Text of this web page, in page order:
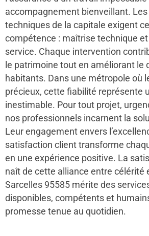
accompagnement bienveillant.
techniques de la capitale exigent
compétence : maîtrise technique
service. Chaque intervention
le patrimoine tout en améliorant le
habitants. Dans une métropole où
précieux, cette fiabilité représente
inestimable. Pour tout projet,
nos professionnels incarnent la
Leur engagement envers
satisfaction client transforme
en une expérience positive. La
naît de cette alliance entre célérité
Sarcelles 95585 mérite des
disponibles, compétents et
promesse tenue au quotidien.